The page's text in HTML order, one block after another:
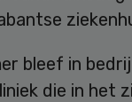
bleef in
die in het